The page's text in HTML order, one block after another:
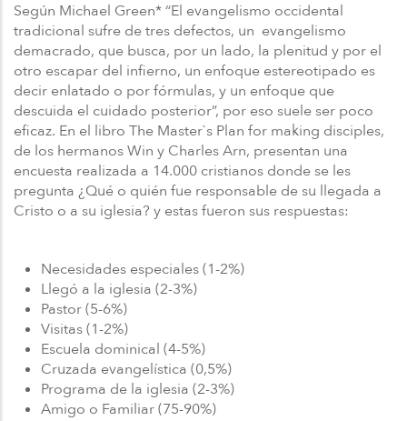
Según Michael Green* “El evangelismo occidental
tradicional sufre de tres defectos, un evangelismo
demacrado, que busca, por un lado, la plenitud y por el
otro escapar del infierno, un enfoque estereotipado es
decir enlatado o por fórmulas, y un enfoque que
descuida el cuidado posterior”, por eso suele ser poco
eficaz. En el libro The Master`s Plan for making disciples,
de los hermanos Win y Charles Arn, presentan una
encuesta realizada a 14.000 cristianos donde se les
pregunta ¿Qué o quién fue responsable de su llegada a
Cristo o a su iglesia? y estas fueron sus respuestas:
Necesidades especiales (1-2%)
Llegó a la iglesia (2-3%)
Pastor (5-6%)
Visitas (1-2%)
Escuela dominical (4-5%)
Cruzada evangelística (0,5%)
Programa de la iglesia (2-3%)
Amigo o Familiar (75-90%)